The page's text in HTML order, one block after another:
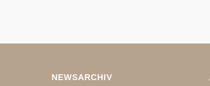
NEWSARCHIV